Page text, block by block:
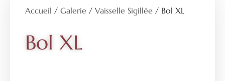
Accueil / Galerie / Vaisselle Sigillée / Bol XL
Bol XL